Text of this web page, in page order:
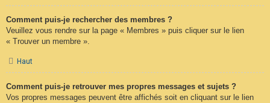
Comment puis-je rechercher des membres ?
Veuillez vous rendre sur la page « Membres » puis cliquer sur le lien
« Trouver un membre ».
Haut
Comment puis-je retrouver mes propres messages et sujets ?
Vos propres messages peuvent être affichés soit en cliquant sur le lien